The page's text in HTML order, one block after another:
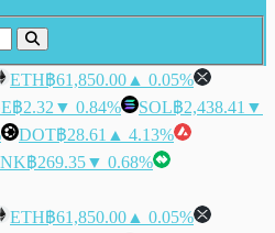
ETH฿61,850.00 ▲ 0.05%
฿2.32 ▼ 0.84% SOL฿2,438.41 ▼
DOT฿28.61 ▲ 4.13%
฿269.35▼ 0.68%
ETH฿61,850.00 ▲ 0.05%